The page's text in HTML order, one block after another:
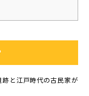
と江戸時代の古民家が